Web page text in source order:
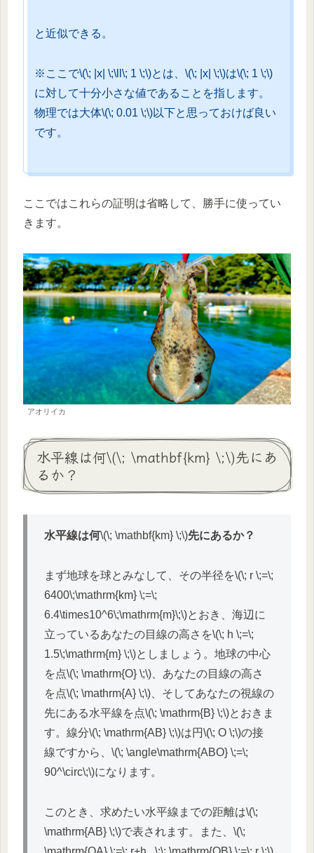
と近似できる。
※ここで\(\; |x| \;\ll\; 1 \;\)とは、\(\; |x| \;\)は\(\; 1 \;\)
に対して十分小さな値であることを指します。
物理では大体\(\; 0.01 \;\)以下と思っておけば良い
です。
ここではこれらの証明は省略して、勝手に使ってい
きます。
アオリイカ
水平線は何\(\; \mathbf{km} \;\)先にあ
るか？
水平線は何\(\; \mathbf{km} \;\)先にあるか？
まず地球を球とみなして、その半径を\(\; r \;=\;
6400\;\mathrm{km} \;=\;
6.4\times10^6\;\mathrm{m}\;\)とおき、海辺に
立っているあなたの目線の高さを\(\; h \;=\;
1.5\;\mathrm{m} \;\)としましょう。地球の中心
を点\(\; \mathrm{O} \;\)、あなたの目線の高さ
を点\(\; \mathrm{A} \;\)、そしてあなたの視線の
先にある水平線を点\(\; \mathrm{B} \;\)とおきま
す。線分\(\; \mathrm{AB} \;\)は円\(\; O \;\)の接
線ですから、\(\; \angle\mathrm{ABO} \;=\;
90^\circ\;\)になります。
このとき、求めたい水平線までの距離は\(\;
\mathrm{AB} \;\)で表されます。また、\(\;